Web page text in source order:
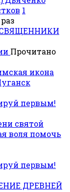
1
Прочитано
икона
первым!
святой
воля помочь
первым!
ДРЕВНЕЙ